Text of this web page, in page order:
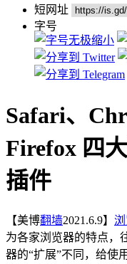
短网址
字号
Safari、
Firefox 四
插件
【美博翻墙2021.6.9】
为各家浏览器的特点，
器的“扩展”不同，给使